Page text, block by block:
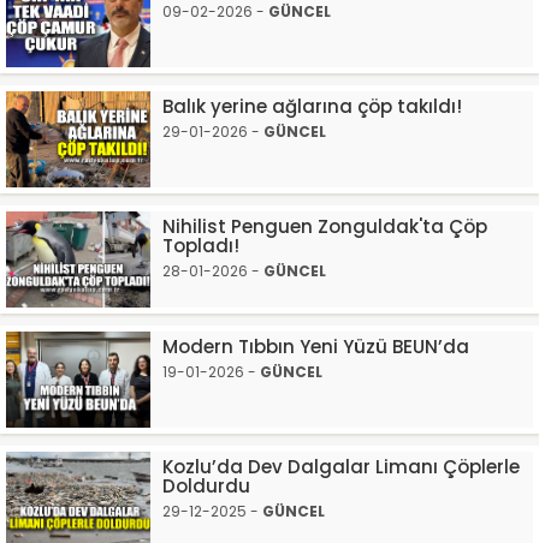
09-02-2026 - GÜNCEL
Balık yerine ağlarına çöp takıldı!
29-01-2026 - GÜNCEL
Nihilist Penguen Zonguldak'ta Çöp
Topladı!
28-01-2026 - GÜNCEL
Modern Tıbbın Yeni Yüzü BEUN’da
19-01-2026 - GÜNCEL
Kozlu’da Dev Dalgalar Limanı Çöplerle
Doldurdu
29-12-2025 - GÜNCEL